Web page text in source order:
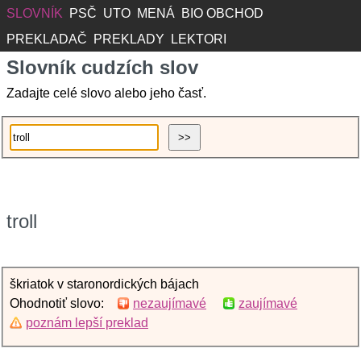
SLOVNÍK PSČ UTO MENÁ
BIO OBCHOD
PREKLADAČ
PREKLADY LEKTORI
Slovník cudzích slov
Zadajte celé slovo alebo jeho časť.
troll
škriatok v staronordických bájach
Ohodnotiť slovo:
nezaujímavé
zaujímavé
poznám lepší preklad